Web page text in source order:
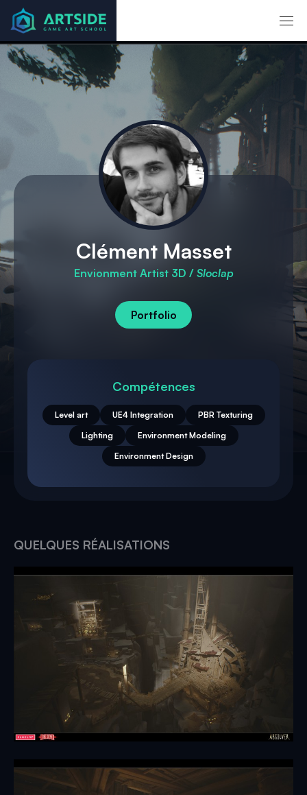
Accueil Mentors Clément Masset
Clément Masset
Envionment Artist 3D / Sloclap
Portfolio
Compétences
Level art UE4 Integration
PBR Texturing
Lighting
Environment Modeling
Environment Design
QUELQUES RÉALISATIONS